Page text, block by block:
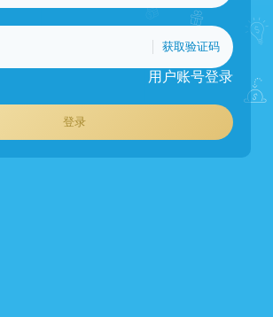
获取验证码
用户账号登录
登录